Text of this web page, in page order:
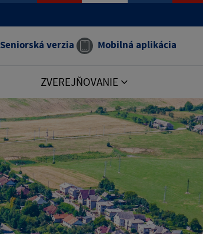
Seniorská verzia Mobilná aplikácia
ZVEREJŇOVANIE